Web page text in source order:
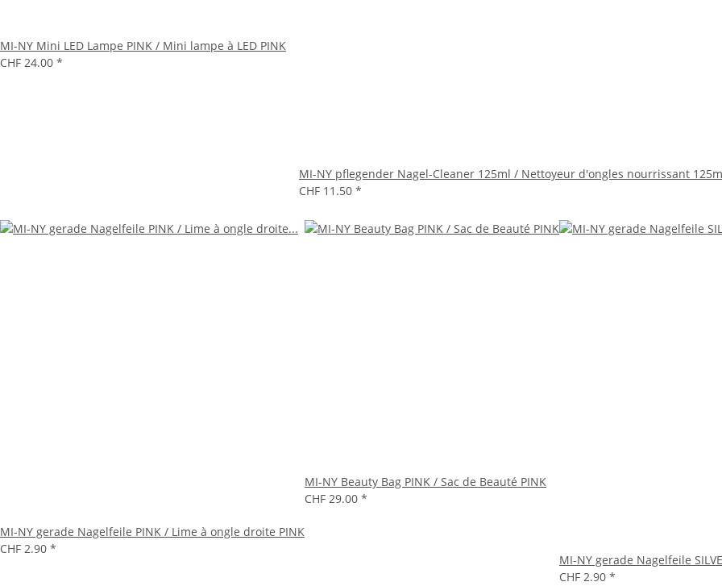
MI-NY Mini LED Lampe PINK / Mini lampe à LED PINK
CHF 24.00 *
MI-NY pflegender Nagel-Cleaner 125ml / Nettoyeur d'ongles nourrissant
CHF 11.50 *
MI-NY gerade Nagelfeile PINK / Lime à ongle droite PINK
CHF 2.90 *
MI-NY Beauty Bag PINK / Sac de Beauté PINK
CHF 29.00 *
MI-NY gerade Nagelfeile
CHF 2.90 *